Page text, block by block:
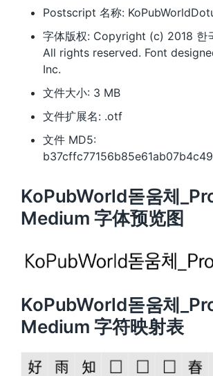
Postscript 名称:
字体版权: Copyright (c) 2018 한
All rights reserved. Font
Inc.
文件大小: 3 MB
文件扩展名: .otf
文件 MD5:
KoPubWorld돋움체
Medium 字体预览图
KoPubWorld돋움체
Medium 字符映射表